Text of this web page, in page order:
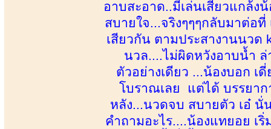
อาบสะอาด..มีเล่นเสียวแกล้
สบายใจ...จริงๆๆๆกลับมาต่อ
เสียวกัน ตามประสางานนว
นวล....ไม่ผิดหวังอาบน้ำ
ตัวอย่างเดียว ...น้องบอก
โบราณเลย แต่ได้ บรรยา
หลัง...นวดจบ สบายตัว เอ๋
คำถามอะไร....น้องแทยอย เ